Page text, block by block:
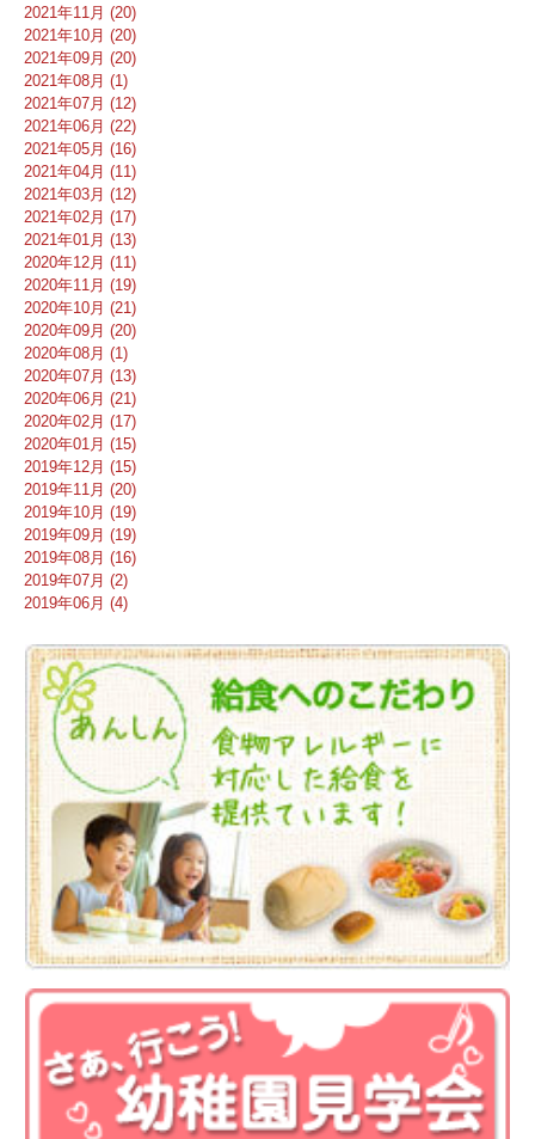
2021年11月 (20)
2021年10月 (20)
2021年09月 (20)
2021年08月 (1)
2021年07月 (12)
2021年06月 (22)
2021年05月 (16)
2021年04月 (11)
2021年03月 (12)
2021年02月 (17)
2021年01月 (13)
2020年12月 (11)
2020年11月 (19)
2020年10月 (21)
2020年09月 (20)
2020年08月 (1)
2020年07月 (13)
2020年06月 (21)
2020年02月 (17)
2020年01月 (15)
2019年12月 (15)
2019年11月 (20)
2019年10月 (19)
2019年09月 (19)
2019年08月 (16)
2019年07月 (2)
2019年06月 (4)